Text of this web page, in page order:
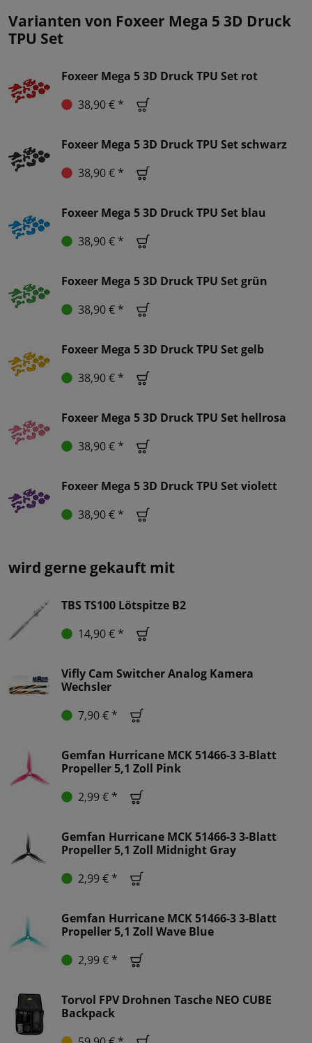
Varianten von Foxeer Mega 5 3D Druck
TPU Set
Foxeer Mega 5 3D Druck TPU Set rot
38,90 € *
Foxeer Mega 5 3D Druck TPU Set schwarz
38,90 € *
Foxeer Mega 5 3D Druck TPU Set blau
38,90 € *
Foxeer Mega 5 3D Druck TPU Set grün
38,90 € *
Foxeer Mega 5 3D Druck TPU Set gelb
38,90 € *
Foxeer Mega 5 3D Druck TPU Set hellrosa
38,90 € *
Foxeer Mega 5 3D Druck TPU Set violett
38,90 € *
wird gerne gekauft mit
TBS TS100 Lötspitze B2
14,90 € *
Vifly Cam Switcher Analog Kamera
Wechsler
7,90 € *
Gemfan Hurricane MCK 51466-3 3-Blatt
Propeller 5,1 Zoll Pink
2,99 € *
Gemfan Hurricane MCK 51466-3 3-Blatt
Propeller 5,1 Zoll Midnight Gray
2,99 € *
Gemfan Hurricane MCK 51466-3 3-Blatt
Propeller 5,1 Zoll Wave Blue
2,99 € *
Torvol FPV Drohnen Tasche NEO CUBE
Backpack